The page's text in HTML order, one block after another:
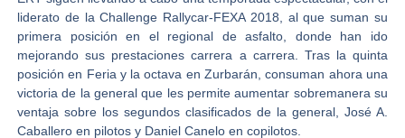
liderato de la Challenge Rallycar-FEXA 2018, al que suman su
primera posición en el regional de asfalto, donde han ido
mejorando sus prestaciones carrera a carrera. Tras la quinta
posición en Feria y la octava en Zurbarán, consuman ahora una
victoria de la general que les permite aumentar sobremanera su
ventaja sobre los segundos clasificados de la general, José A.
Caballero en pilotos y Daniel Canelo en copilotos.